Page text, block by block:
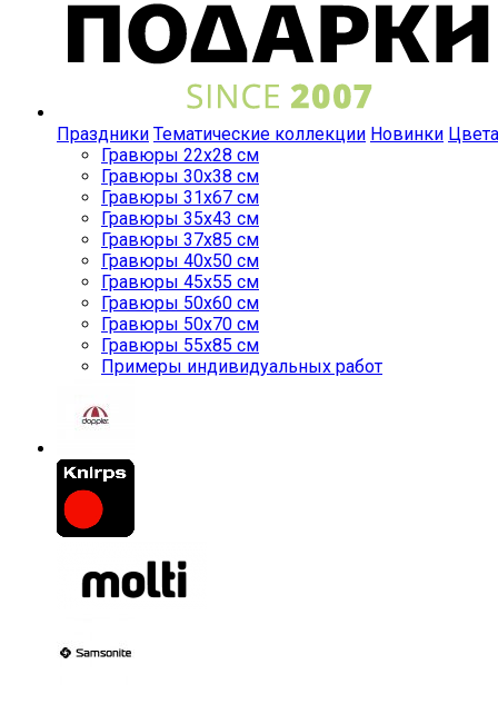
Праздники Тематические коллекции Новинки Цвета
Гравюры 22x28 см
Гравюры 30x38 см
Гравюры 31x67 см
Гравюры 35x43 см
Гравюры 37x85 см
Гравюры 40x50 см
Гравюры 45x55 см
Гравюры 50x60 см
Гравюры 50x70 см
Гравюры 55x85 см
Примеры индивидуальных работ